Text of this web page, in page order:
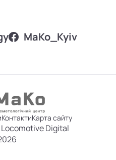
MаKo_Kyiv
КонтактиКарта сайту
Locomotive Digital